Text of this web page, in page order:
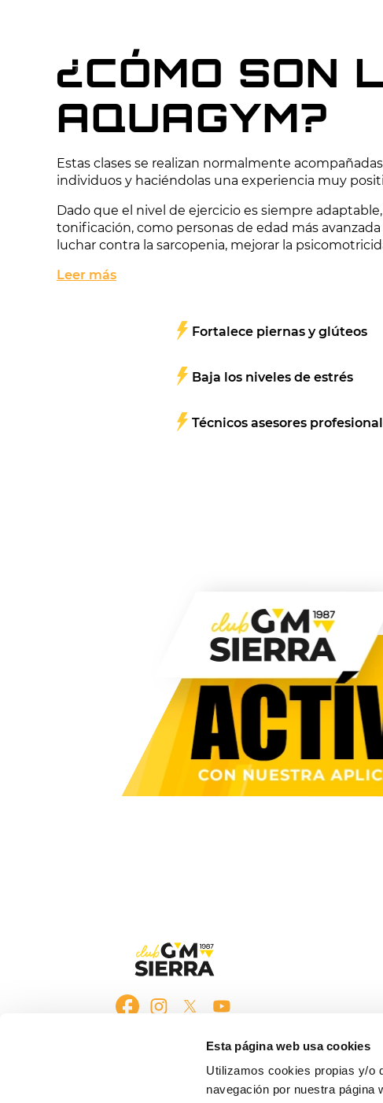
Esta página web usa cookies
Utilizamos cookies propias y/o
navegación por nuestra página
¿CÓMO SON
AQUAGYM?
Estas clases se realizan normalmente
individuos y haciéndolas una experiencia muy
Dado que el nivel de ejercicio es siempre
tonificación, como personas de edad más
luchar contra la sarcopenia, mejorar la
Leer más
Fortalece piernas y glúteos
Baja los niveles de estrés
Técnicos asesores